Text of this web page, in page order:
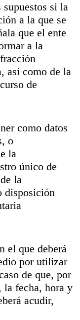
si la
a la que se
que el ente
a la
así como de la
de
como datos
o
la
único de
la
disposición
el que deberá
por utilizar
de que, por
la fecha, hora y
acudir,